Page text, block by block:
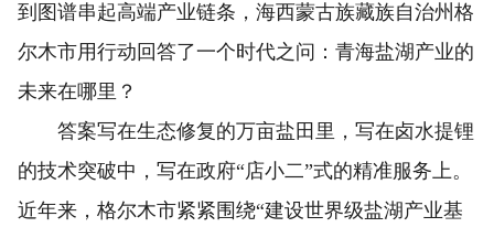
到图谱串起高端产业链条，海西蒙古族藏族自治州格
尔木市用行动回答了一个时代之问：青海盐湖产业的
未来在哪里？
答案写在生态修复的万亩盐田里，写在卤水提锂
的技术突破中，写在政府“店小二”式的精准服务上。
近年来，格尔木市紧紧围绕“建设世界级盐湖产业基